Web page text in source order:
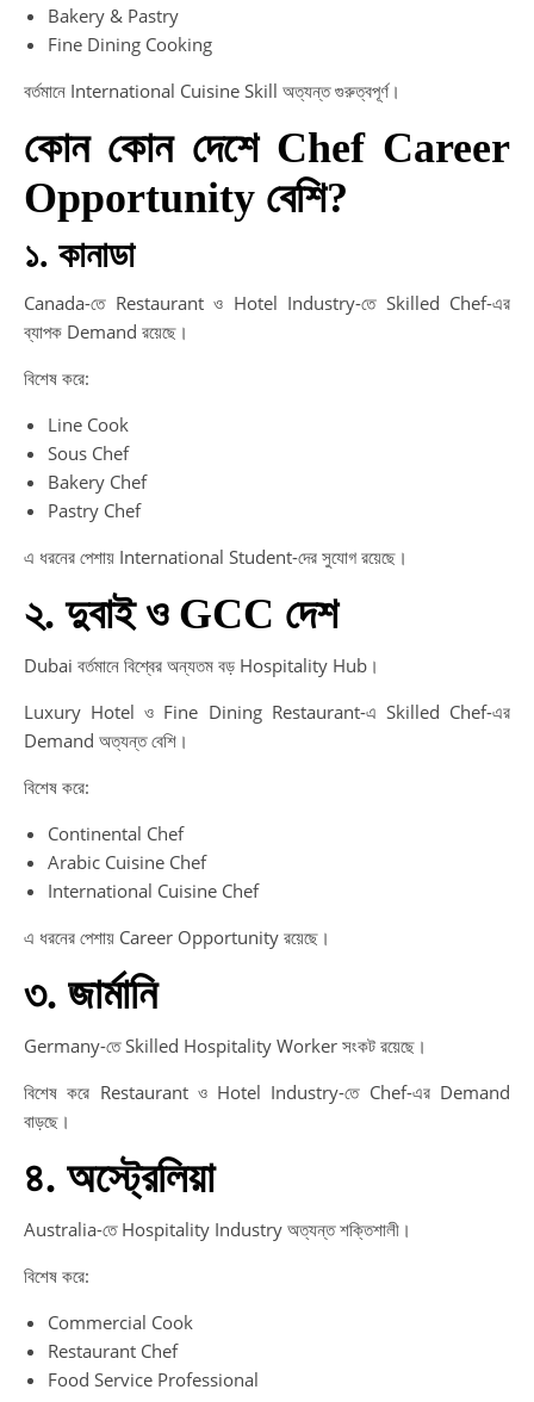
Bakery & Pastry
Fine Dining Cooking
বর্তমানে International Cuisine Skill অত্যন্ত গুরুত্বপূর্ণ।
কোন কোন দেশে Chef Career
Opportunity বেশি?
১. কানাডা
Canada-তে Restaurant ও Hotel Industry-তে Skilled Chef-এর
ব্যাপক Demand রয়েছে।
বিশেষ করে:
Line Cook
Sous Chef
Bakery Chef
Pastry Chef
এ ধরনের পেশায় International Student-দের সুযোগ রয়েছে।
২. দুবাই ও GCC দেশ
Dubai বর্তমানে বিশ্বের অন্যতম বড় Hospitality Hub।
Luxury Hotel ও Fine Dining Restaurant-এ Skilled Chef-এর
Demand অত্যন্ত বেশি।
বিশেষ করে:
Continental Chef
Arabic Cuisine Chef
International Cuisine Chef
এ ধরনের পেশায় Career Opportunity রয়েছে।
৩. জার্মানি
Germany-তে Skilled Hospitality Worker সংকট রয়েছে।
বিশেষ করে Restaurant ও Hotel Industry-তে Chef-এর Demand
বাড়ছে।
৪. অস্ট্রেলিয়া
Australia-তে Hospitality Industry অত্যন্ত শক্তিশালী।
বিশেষ করে:
Commercial Cook
Restaurant Chef
Food Service Professional